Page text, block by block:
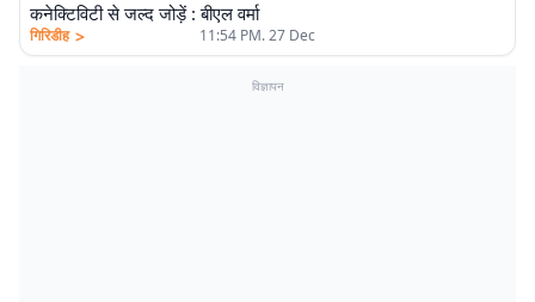
कनेक्टिविटी से जल्द जोड़ें : बीएल वर्मा
गिरिडीह > 11:54 PM. 27 Dec
विज्ञापन